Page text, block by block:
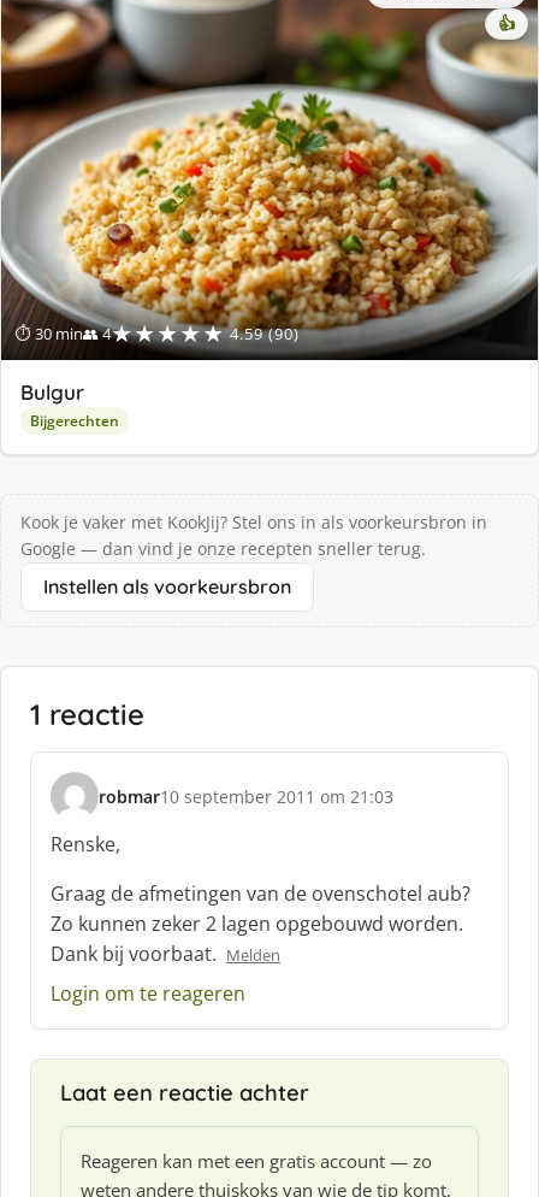
⏱ 30 min👥 4★★★★★ 4.59 (90)
👍
Bulgur
Bijgerechten
Kook je vaker met KookJij? Stel ons in als voorkeursbron in
Google — dan vind je onze recepten sneller terug.
Instellen als voorkeursbron
1 reactie
robmar
s
c
h
r
e
f
:
10 september 2011 om 21:03
Renske,
Graag de afmetingen van de ovenschotel aub?
Zo kunnen zeker 2 lagen opgebouwd worden.
Dank bij voorbaat. Melden
Login om te reageren
Laat een reactie achter
Reageren kan met een gratis account — zo
weten andere thuiskoks van wie de tip komt.